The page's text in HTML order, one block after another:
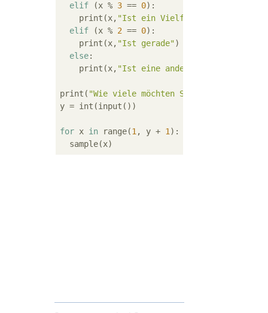
elif (x % 3 == 0):
    print(x,
"Ist ein Vielfaches von 3"
elif (x % 2 == 0):
    print(x,
"Ist gerade")
else:
    print(x,
"Ist eine andere Nummer"
print( "Wie viele möchten Sie anzeigen?"
y = int(input())
for x in range(1 , y + 1 ):